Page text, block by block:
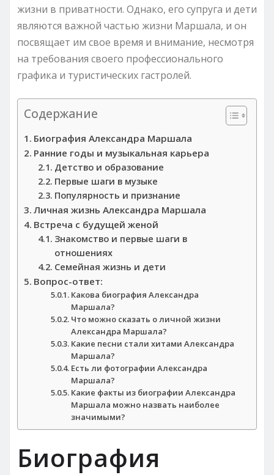
жизни в приватности. Однако, его супруга и дети
являются важной частью жизни Маршала, и он
посвящает им свое время и внимание, несмотря
на требования своего профессионального
графика и туристических гастролей.
Содержание
Биография Александра Маршала
Ранние годы и музыкальная карьера
Детство и образование
Первые шаги в музыке
Популярность и признание
Личная жизнь Александра Маршала
Встреча с будущей женой
Знакомство и первые шаги в
отношениях
Семейная жизнь и дети
Вопрос-ответ:
Какова биография Александра
Маршала?
Что можно сказать о личной жизни
Александра Маршала?
Какие песни стали хитами Александра
Маршала?
Есть ли фотографии Александра
Маршала?
Какие факты из биографии Александра
Маршала можно назвать наиболее
значимыми?
Биография